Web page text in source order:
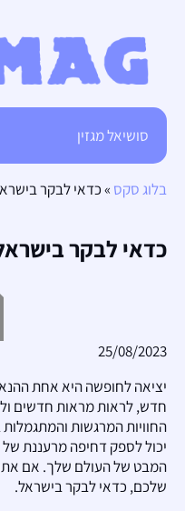
סושיאל מגזין
בלוג סקס »כדאי לבקר
כדאי לבקר
25/08/2023
יציאה לחופשה היא אחת
חדש, לראות מראות חדשים
החוויות המרגשות
יכול לספק דחיפה מרעננת של
המבט של העולם שלך. אם
שלכם, כדאי לבקר בישראל.